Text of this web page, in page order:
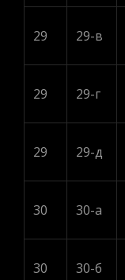
29 29-в
29 29-г
29 29-д
30 30-а
30 30-б